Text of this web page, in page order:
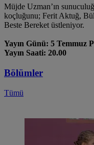
Müjde Uzman’ın
koçluğunu; Ferit Aktuğ,
Beste Bereket üstleniyor.
Yayın Günü: 5 Temmuz
Yayın Saati: 20.00
Bölümler
Tümü